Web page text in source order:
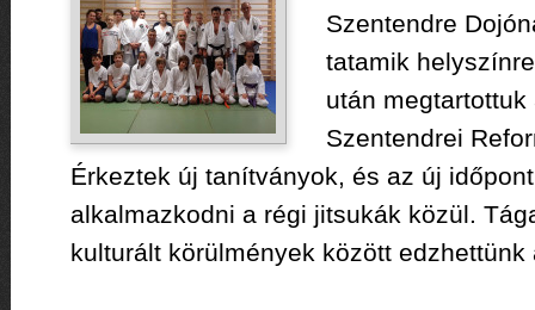
Szentendre
tatamik
után
Szentendrei
Érkeztek új tanítványok, és az új
alkalmazkodni a régi jitsukák közül.
kulturált körülmények között edzhettünk